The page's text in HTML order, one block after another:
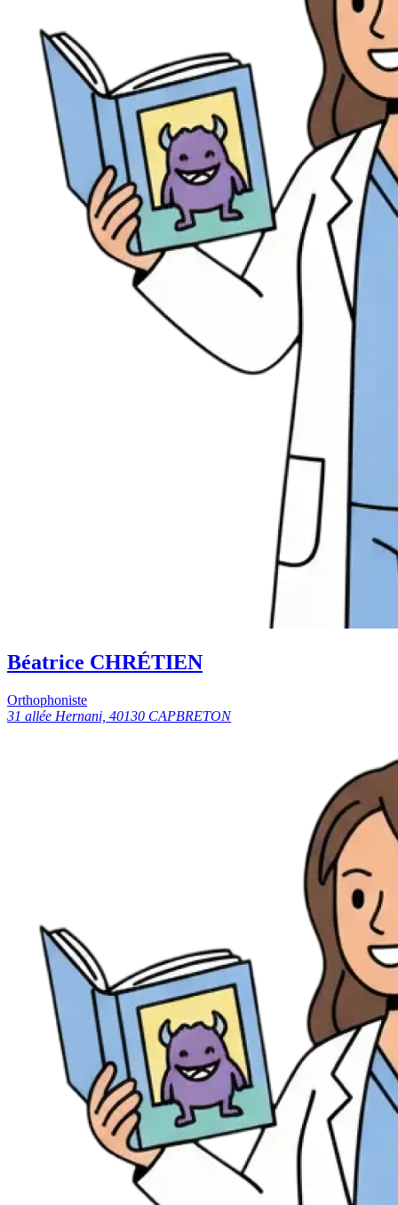
Béatrice CHRÉTIEN
Orthophoniste
31 allée Hernani, 40130 CAPBRETON